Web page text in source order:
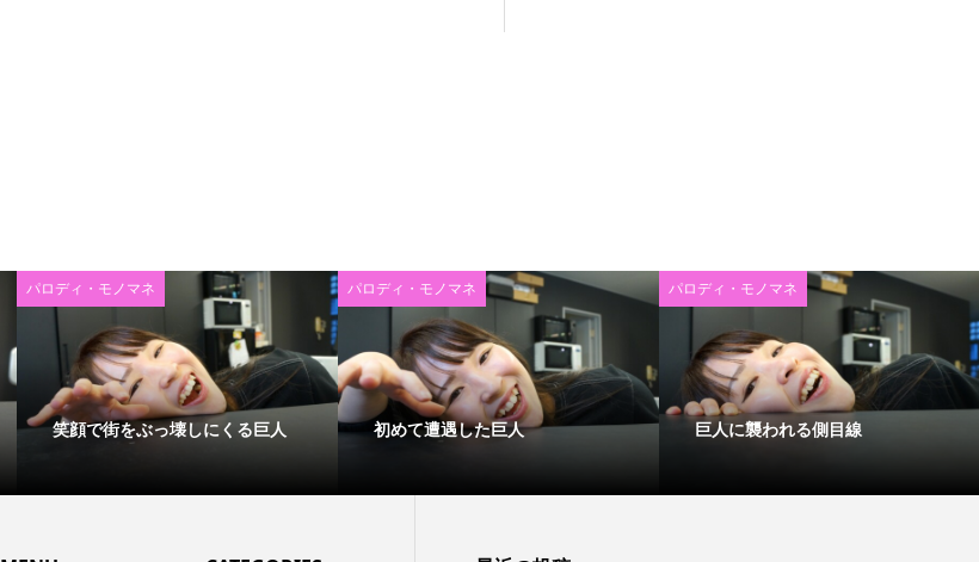
パロディ・モノマネ
笑顔で街をぶっ壊しにくる巨人
パロディ・モノマネ
初めて遭遇した巨人
パロディ・モノマネ
巨人に襲われる側目線